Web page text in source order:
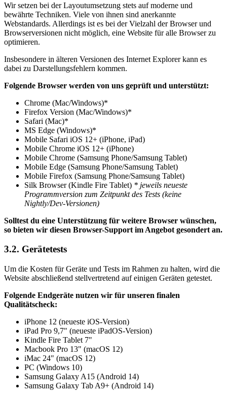
Wir setzen bei der Layoutumsetzung stets auf moderne und
bewährte Techniken. Viele von ihnen sind anerkannte
Webstandards. Allerdings ist es bei der Vielzahl der Browser und
Browserversionen nicht möglich, eine Website für alle Browser zu
optimieren.
Insbesondere in älteren Versionen des Internet Explorer kann es
dabei zu Darstellungsfehlern kommen.
Folgende Browser werden von uns geprüft und unterstützt:
Chrome (Mac/Windows)*
Firefox Version (Mac/Windows)*
Safari (Mac)*
MS Edge (Windows)*
Mobile Safari iOS 12+ (iPhone, iPad)
Mobile Chrome iOS 12+ (iPhone)
Mobile Chrome (Samsung Phone/Samsung Tablet)
Mobile Edge (Samsung Phone/Samsung Tablet)
Mobile Firefox (Samsung Phone/Samsung Tablet)
Silk Browser (Kindle Fire Tablet) * jeweils neueste
Programmversion zum Zeitpunkt des Tests (keine
Nightly/Dev-Versionen)
Solltest du eine Unterstützung für weitere Browser wünschen,
so bieten wir diesen Browser-Support im Angebot gesondert an.
3.2. Gerätetests
Um die Kosten für Geräte und Tests im Rahmen zu halten, wird die
Website abschließend stellvertretend auf einigen Geräten getestet.
Folgende Endgeräte nutzen wir für unseren finalen
Qualitätscheck:
iPhone 12 (neueste iOS-Version)
iPad Pro 9,7" (neueste iPadOS-Version)
Kindle Fire Tablet 7"
Macbook Pro 13" (macOS 12)
iMac 24" (macOS 12)
PC (Windows 10)
Samsung Galaxy A15 (Android 14)
Samsung Galaxy Tab A9+ (Android 14)